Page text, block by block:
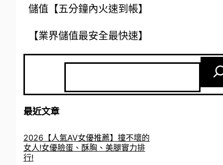
儲值【五分鐘內火速到帳】
【業界儲值最安全最快速】
最近文章
2026【人氣AV女優推薦】撞不壞的
女人!女優臉蛋、酥胸、美腿實力排
行!